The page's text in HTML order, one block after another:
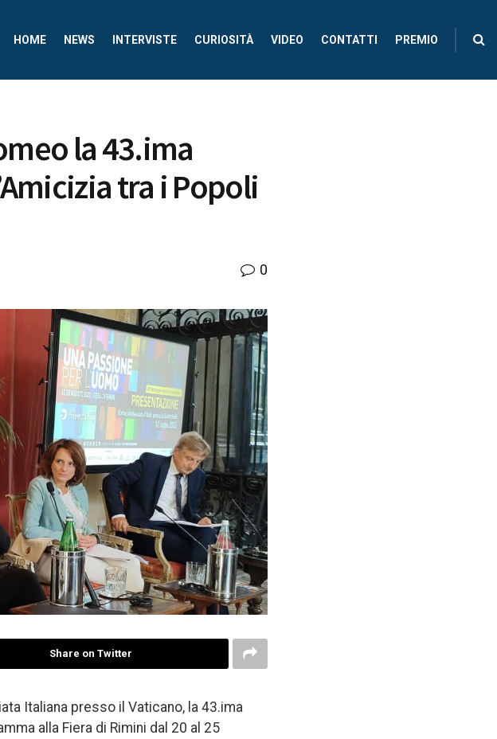
HOME NEWS INTERVISTE CURIOSITÀ VIDEO CONTATTI PREMIO
la 43.ima
tra i Popoli
0
Share on Twitter
Italiana presso il Vaticano, la 43.ima
alla Fiera di Rimini dal 20 al 25